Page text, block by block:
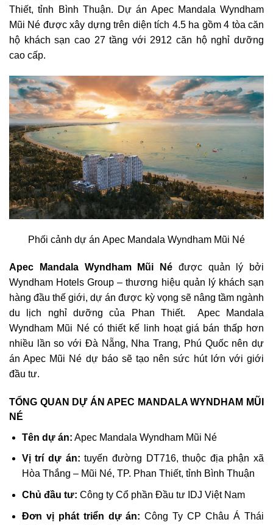
Thiết, tỉnh Bình Thuận. Dự án Apec Mandala Wyndham
Mũi Né được xây dựng trên diện tích 4.5 ha gồm 4 tòa căn
hộ khách sạn cao 27 tầng với 2912 căn hộ nghỉ dưỡng
cao cấp.
Phối cảnh dự án Apec Mandala Wyndham Mũi Né
Apec Mandala Wyndham Mũi Né được quản lý bởi
Wyndham Hotels Group – thương hiệu quản lý khách sạn
hàng đầu thế giới, dự án được kỳ vọng sẽ nâng tầm ngành
du lịch nghỉ dưỡng của Phan Thiết. Apec Mandala
Wyndham Mũi Né có thiết kế linh hoạt giá bán thấp hơn
nhiều lần so với Đà Nẵng, Nha Trang, Phú Quốc nên dự
án Apec Mũi Né dự báo sẽ tạo nên sức hút lớn với giới
đầu tư.
TỔNG QUAN DỰ ÁN APEC MANDALA WYNDHAM MŨI
NÉ
Tên dự án: Apec Mandala Wyndham Mũi Né
Vị trí dự án: tuyến đường DT716, thuộc địa phận xã
Hòa Thắng – Mũi Né, TP. Phan Thiết, tỉnh Bình Thuận
Chủ đầu tư: Công ty Cổ phần Đầu tư IDJ Việt Nam
Đơn vị phát triển dự án: Công Ty CP Châu Á Thái